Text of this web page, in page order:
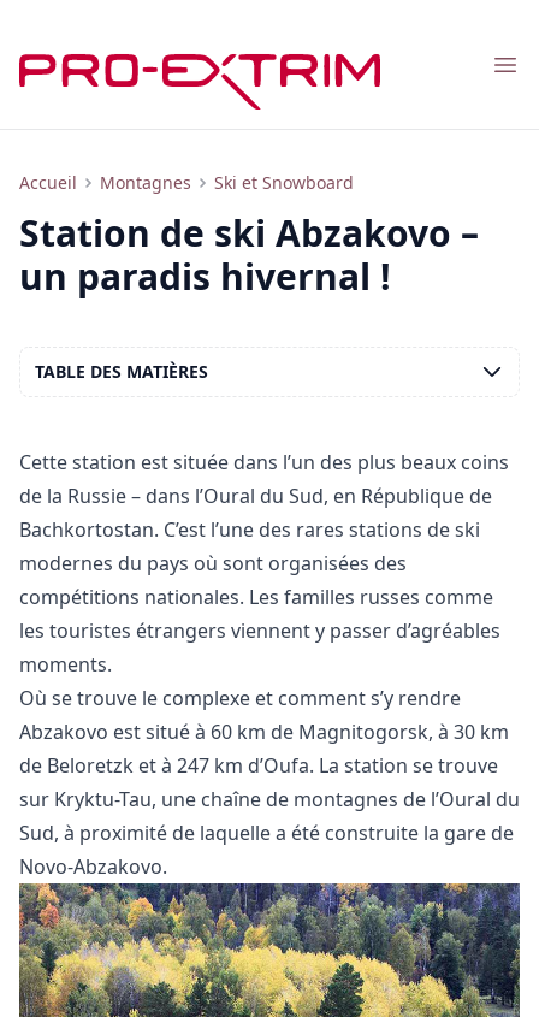
Accueil Montagnes Ski et Snowboard
Vacances au GCC Abzakovo : aperçu de la station de ski
Station de ski Abzakovo –
un paradis hivernal !
Cette station est située dans l’un des plus beaux coins
de la Russie – dans l’Oural du Sud, en République de
Bachkortostan. C’est l’une des rares stations de ski
modernes du pays où sont organisées des
compétitions nationales. Les familles russes comme
les touristes étrangers viennent y passer d’agréables
moments.
Où se trouve le complexe et comment s’y rendre
Abzakovo est situé à 60 km de Magnitogorsk, à 30 km
de Beloretzk et à 247 km d’Oufa. La station se trouve
sur Kryktu-Tau, une chaîne de montagnes de l’Oural du
Sud, à proximité de laquelle a été construite la gare de
Novo-Abzakovo.
TABLE DES MATIÈRES